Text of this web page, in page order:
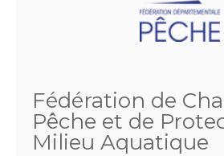
Fédération de
Pêche et de
Milieu Aquatique